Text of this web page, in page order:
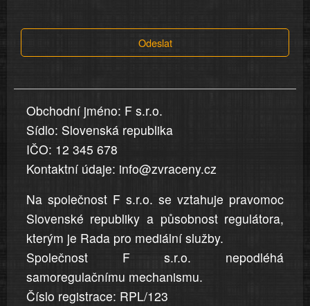
v
uvedena,
jsou
přesná
a
úplná
Odeslat
Obchodní jméno: F s.r.o.
Sídlo: Slovenská republika
IČO: 12 345 678
Kontaktní údaje: info@zvraceny.cz
Na společnost F s.r.o. se vztahuje pravomoc
Slovenské republiky a působnost regulátora,
kterým je Rada pro mediální služby.
Společnost F s.r.o. nepodléhá
samoregulačnímu mechanismu.
Číslo registrace: RPL/123